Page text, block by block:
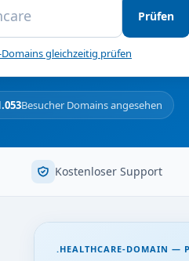
Prüfen
gleichzeitig prüfen
Besucher Domains angesehen
Kostenloser Support
.HEALTHCARE-DOMAIN —